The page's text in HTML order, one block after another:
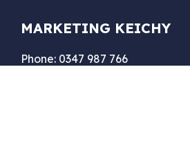
MARKETING KEICHY
Phone: 0347 987 766